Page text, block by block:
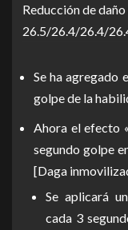
Reducción de daño
26.5/26.4/26.4/
Se ha agregado
golpe de la
Ahora el efecto
segundo golpe
[Daga
Se aplicará
cada 3